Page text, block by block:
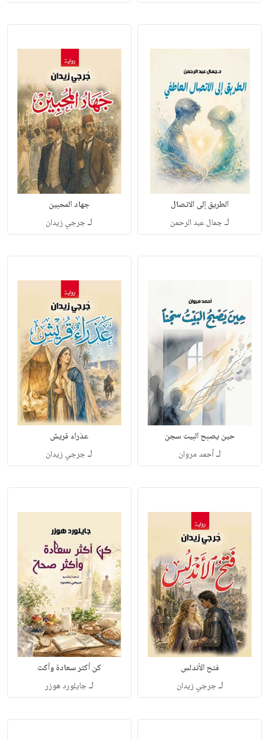
الطريق إلى الاتصال
لـجمال عبد الرحمن
جهاد المحبين
لـجرجي زيدان
حين يصبح البيت سجن
لـأحمد مروان
عذراء قريش
لـجرجي زيدان
فتح الأندلس
لـجرجي زيدان
كن أكثر سعادة وأكث
لـجايلورد هوزر